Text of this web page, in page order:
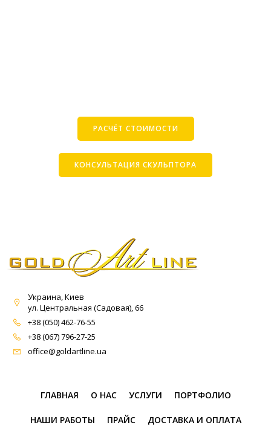
РАСЧЁТ СТОИМОСТИ
КОНСУЛЬТАЦИЯ СКУЛЬПТОРА
Украина, Киев
ул. Центральная (Садовая), 66
+38 (050) 462-76-55
+38 (067) 796-27-25
office@goldartline.ua
ГЛАВНАЯ О НАС УСЛУГИ ПОРТФОЛИО
НАШИ РАБОТЫ ПРАЙС ДОСТАВКА И ОПЛАТА